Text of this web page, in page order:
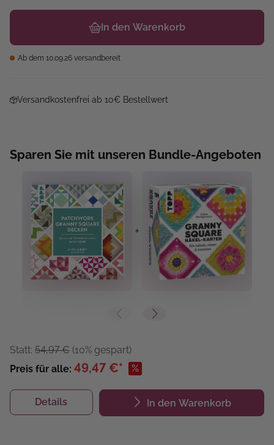
In den Warenkorb
Ab dem 10.09.26 versandbereit
Versandkostenfrei ab 10€ Bestellwert
Sparen Sie mit unseren Bundle-Angeboten
+
Statt: 54,97 € (10% gespart)
Preis für alle: 49,47 €* %
Details In den Warenkorb